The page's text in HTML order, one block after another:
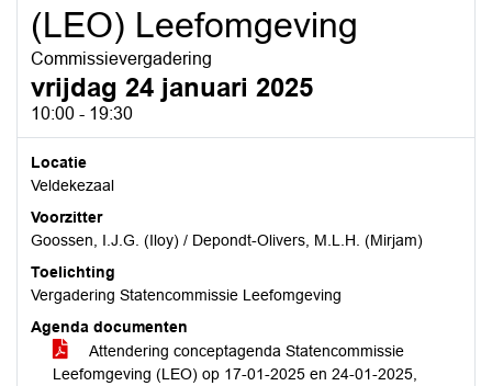
(LEO) Leefomgeving
Commissievergadering
vrijdag 24 januari 2025
10:00 - 19:30
Locatie
Veldekezaal
Voorzitter
Goossen, I.J.G. (Iloy) / Depondt-Olivers, M.L.H. (Mirjam)
Toelichting
Vergadering Statencommissie Leefomgeving
Agenda documenten
Attendering conceptagenda Statencommissie
Leefomgeving (LEO) op 17-01-2025 en 24-01-2025,